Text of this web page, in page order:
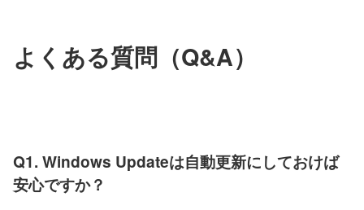
よくある質問（Q&A）
Q1. Windows Updateは自動更新にしておけば
安心ですか？